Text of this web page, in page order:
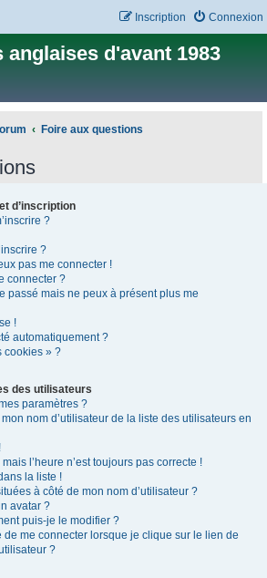
Connexion
Inscription
anglaises d'avant 1983
Foire aux questions
d’inscription
?
?
pas me connecter !
connecter ?
passé mais ne peux à présent plus me
!
automatiquement ?
cookies » ?
des utilisateurs
paramètres ?
nom d’utilisateur de la liste des utilisateurs en
l’heure n’est toujours pas correcte !
la liste !
à côté de mon nom d’utilisateur ?
avatar ?
puis-je le modifier ?
de me connecter lorsque je clique sur le lien de
?